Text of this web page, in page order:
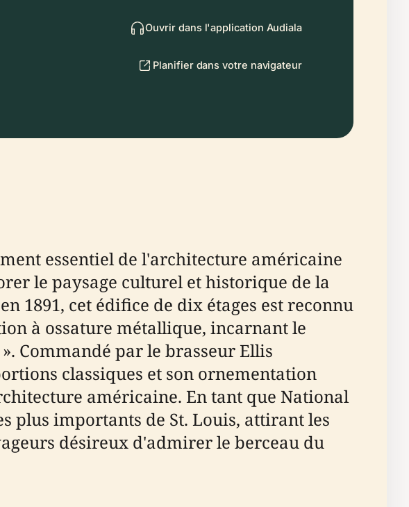
Ouvrir dans l'application Audiala
Planifier dans votre navigateur
essentiel de l'architecture américaine
le paysage culturel et historique de la
1891, cet édifice de dix étages est reconnu
à ossature métallique, incarnant le
Commandé par le brasseur Ellis
classiques et son ornementation
américaine. En tant que National
plus importants de St. Louis, attirant les
désireux d'admirer le berceau du